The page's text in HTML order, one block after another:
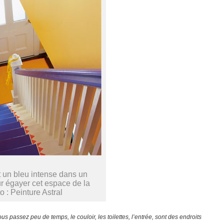
bleu intense dans un
égayer cet espace de la
: Peinture Astral
passez peu de temps, le couloir, les toilettes, l’entrée, sont des endroits